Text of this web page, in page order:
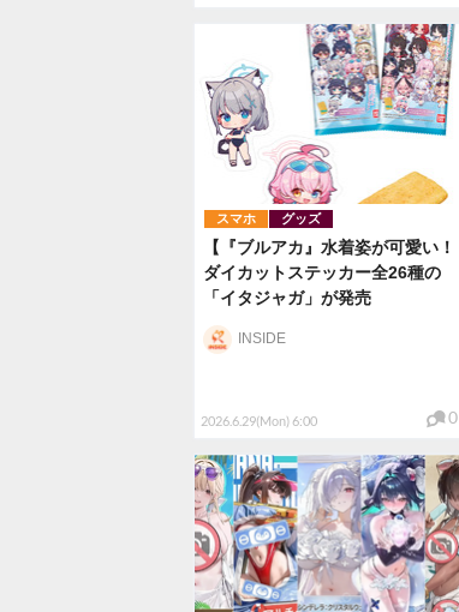
スマホ グッズ
【『ブルアカ』水着姿が可愛い！
ダイカットステッカー全26種の
「イタジャガ」が発売
2026.6.29(Mon) 6:00
INSIDE
0